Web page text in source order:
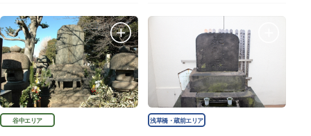
谷中エリア 浅草橋・蔵前エリア